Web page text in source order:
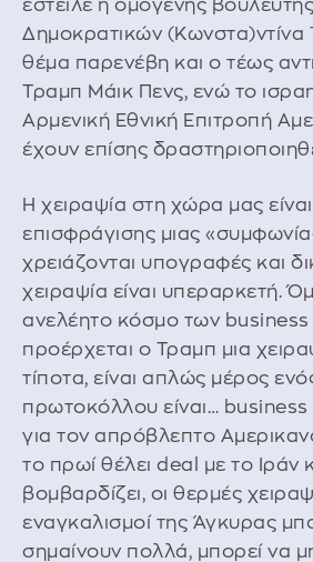
έστειλε η ομογενής
Δημοκρατικών (Κωνστα)ντίνα
θέμα παρενέβη και ο τέως
Τραμπ Μάικ Πενς, ενώ το
Αρμενική Εθνική Επιτροπή
έχουν επίσης
Η χειραψία στη χώρα μας
επισφράγισης μιας
χρειάζονται υπογραφές και
χειραψία είναι υπεραρκετή.
ανελέητο κόσμο των business
προέρχεται ο Τραμπ μια
τίποτα, είναι απλώς μέρος
πρωτοκόλλου είναι… business
για τον απρόβλεπτο
το πρωί θέλει deal με το Ιράν
βομβαρδίζει, οι θερμές
εναγκαλισμοί της Άγκυρας
σημαίνουν πολλά, μπορεί να